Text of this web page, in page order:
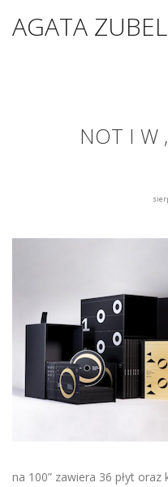
AGATA ZUBEL
NOT I W
na 100” zawiera 36 płyt